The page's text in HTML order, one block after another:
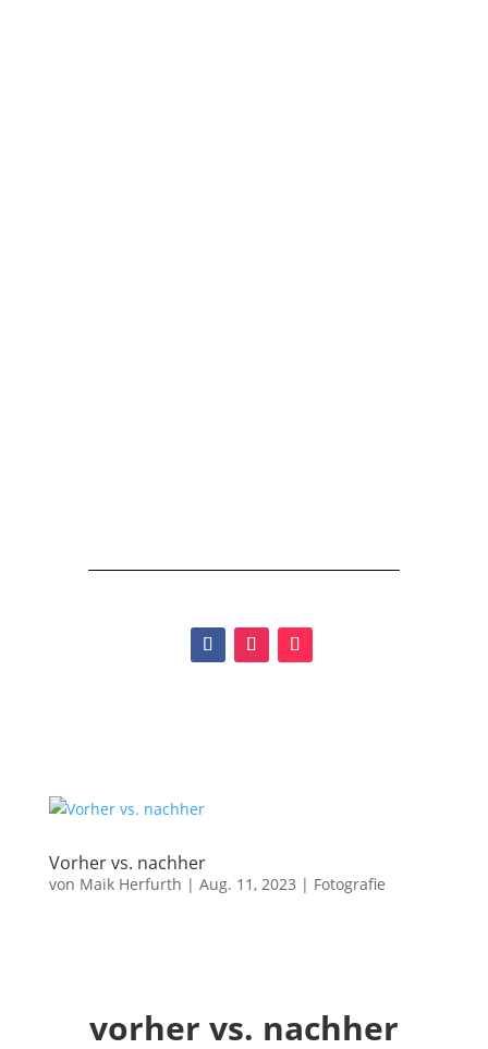
Vorher vs. nachher
von Maik Herfurth | Aug. 11, 2023 | Fotografie
vorher vs. nachher